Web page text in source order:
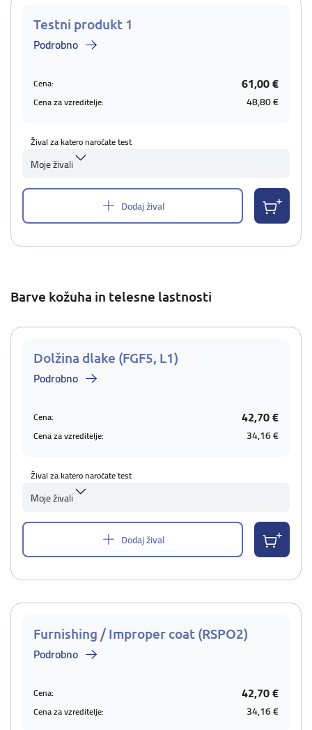
Testni produkt 1
Podrobno
Cena: 61,00 €
Cena za vzreditelje: 48,80 €
Žival za katero naročate test
Moje živali
Dodaj žival
Barve kožuha in telesne lastnosti
Dolžina dlake (FGF5, L1)
Podrobno
Cena: 42,70 €
Cena za vzreditelje: 34,16 €
Žival za katero naročate test
Moje živali
Dodaj žival
Furnishing / Improper coat (RSPO2)
Podrobno
Cena: 42,70 €
Cena za vzreditelje: 34,16 €